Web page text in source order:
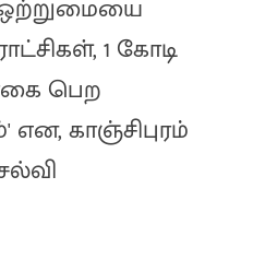
ஒற்றுமையை
1 கோடி
பெற
காஞ்சிபுரம்